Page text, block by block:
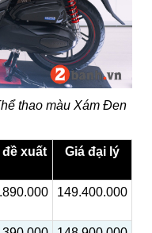
thao màu Xám Đen
đề xuất Giá đại lý
149.400.000